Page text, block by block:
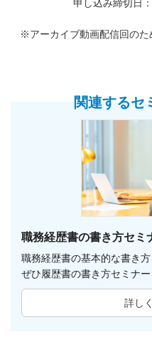
申し込み締切日
※アーカイブ動画配信回のた
関連するセ
職務経歴書の書き方セミ
職務経歴書の基本的な書き
ぜひ履歴書の書き方セミナ
詳し